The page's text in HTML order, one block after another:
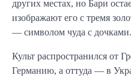
других местах, но Бари
изображают его с тремя
— символом чуда с дочками.
Культ распространился от
Германию, а оттуда — в